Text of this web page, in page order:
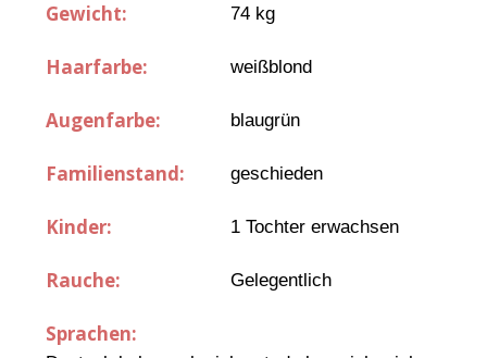
Gewicht: 74 kg
Haarfarbe: weißblond
Augenfarbe: blaugrün
Familienstand: geschieden
Kinder: 1 Tochter erwachsen
Rauche: Gelegentlich
Sprachen: